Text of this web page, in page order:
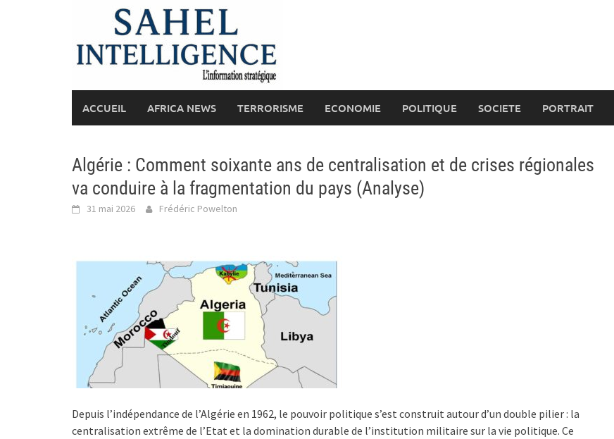
ACCUEIL AFRICA NEWS TERRORISME ECONOMIE POLITIQUE SOCIETE PORTRAIT
Algérie : Comment soixante ans de centralisation et de crises régionales
va conduire à la fragmentation du pays (Analyse)
31 mai 2026 Frédéric Powelton
Depuis l’indépendance de l’Algérie en 1962, le pouvoir politique s’est construit autour d’un double pilier : la
centralisation extrême de l’Etat et la domination durable de l’institution militaire sur la vie politique. Ce